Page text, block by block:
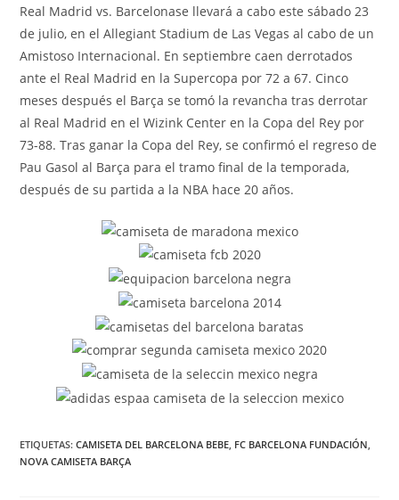
Real Madrid vs. Barcelonase llevará a cabo este sábado 23
de julio, en el Allegiant Stadium de Las Vegas al cabo de un
Amistoso Internacional. En septiembre caen derrotados
ante el Real Madrid en la Supercopa por 72 a 67. Cinco
meses después el Barça se tomó la revancha tras derrotar
al Real Madrid en el Wizink Center en la Copa del Rey por
73-88. Tras ganar la Copa del Rey, se confirmó el regreso de
Pau Gasol al Barça para el tramo final de la temporada,
después de su partida a la NBA hace 20 años.
ETIQUETAS:CAMISETA DEL BARCELONA BEBE FC BARCELONA FUNDACIÓN
NOVA CAMISETA BARÇA